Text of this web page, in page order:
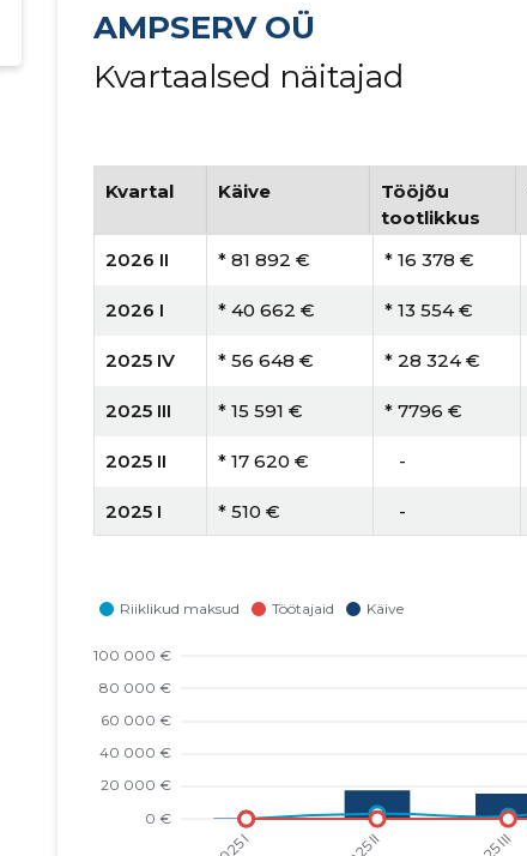
AMPSERV OÜ
Kvartaalsed näitajad
Kvartal Käive
Tööjõu
tootlikkus
2026 II
* 81 892 € * 16 378 €
2026 I * 40 662 € * 13 554 €
2025 IV * 56 648 € * 28 324 €
2025 III * 15 591 € * 7796 €
2025 II * 17 620 €
   -
2025 I * 510 €
   -